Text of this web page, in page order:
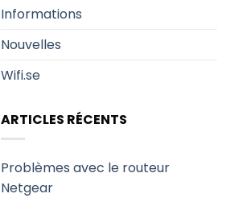
Informations
Nouvelles
Wifi.se
ARTICLES RÉCENTS
Problèmes avec le routeur
Netgear